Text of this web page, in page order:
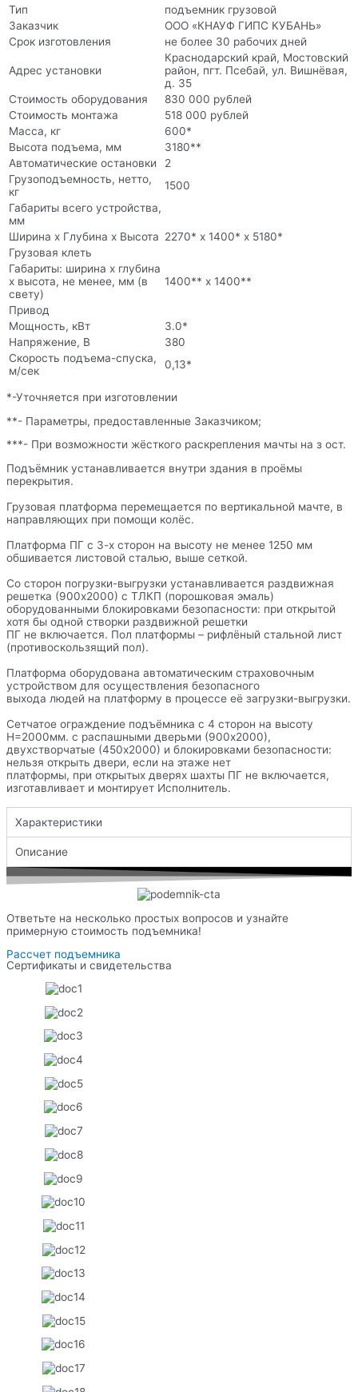
Тип
подъемник грузовой
Заказчик
ООО «КНАУФ ГИПС КУБАНЬ»
Срок изготовления
не более 30 рабочих дней
Адрес установки
Краснодарский край, Мостовский
район, пгт. Псебай, ул. Вишнёвая,
д. 35
Стоимость оборудования
830 000 рублей
Стоимость монтажа
518 000 рублей
Масса, кг
600*
Высота подъема, мм
3180**
Автоматические остановки
2
Грузоподъемность, нетто,
кг
1500
Габариты всего устройства,
мм
Ширина х Глубина х Высота 2270* х 1400* х 5180*
Грузовая клеть
Габариты: ширина х глубина
х высота, не менее, мм (в
свету)
1400** х 1400**
Привод
Мощность, кВт
3.0*
Напряжение, В
380
Скорость подъема-спуска,
м/сек
0,13*
*-Уточняется при изготовлении
**- Параметры, предоставленные Заказчиком;
***- При возможности жёсткого раскрепления мачты на з ост.
Подъёмник устанавливается внутри здания в проёмы
перекрытия.
Грузовая платформа перемещается по вертикальной мачте, в
направляющих при помощи колёс.
Платформа ПГ с 3-х сторон на высоту не менее 1250 мм
обшивается листовой сталью, выше сеткой.
Со сторон погрузки-выгрузки устанавливается раздвижная
решетка (900х2000) с ТЛКП (порошковая эмаль)
оборудованными блокировками безопасности: при открытой
хотя бы одной створки раздвижной решетки
ПГ не включается. Пол платформы – рифлёный стальной лист
(противоскользящий пол).
Платформа оборудована автоматическим страховочным
устройством для осуществления безопасного
выхода людей на платформу в процессе её загрузки-выгрузки.
Сетчатое ограждение подъёмника с 4 сторон на высоту
Н=2000мм. с распашными дверьми (900х2000),
двухстворчатые (450х2000) и блокировками безопасности:
нельзя открыть двери, если на этаже нет
платформы, при открытых дверях шахты ПГ не включается,
изготавливает и монтирует Исполнитель.
Характеристики
Описание
Ответьте на несколько простых вопросов и узнайте
примерную стоимость подъемника!
Рассчет подъемника
Сертификаты и свидетельства